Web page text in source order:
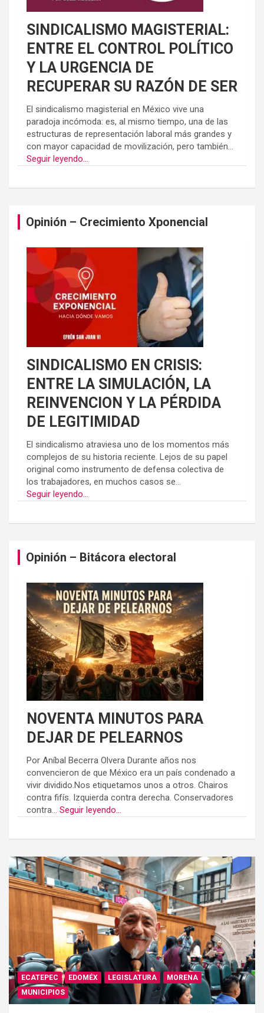
SINDICALISMO MAGISTERIAL:
ENTRE EL CONTROL POLÍTICO
Y LA URGENCIA DE
RECUPERAR SU RAZÓN DE SER
El sindicalismo magisterial en México vive una
paradoja incómoda: es, al mismo tiempo, una de las
estructuras de representación laboral más grandes y
con mayor capacidad de movilización, pero también...
Seguir leyendo...
Opinión – Crecimiento Xponencial
SINDICALISMO EN CRISIS:
ENTRE LA SIMULACIÓN, LA
REINVENCION Y LA PÉRDIDA
DE LEGITIMIDAD
El sindicalismo atraviesa uno de los momentos más
complejos de su historia reciente. Lejos de su papel
original como instrumento de defensa colectiva de
los trabajadores, en muchos casos se...
Seguir leyendo...
Opinión – Bitácora electoral
NOVENTA MINUTOS PARA
DEJAR DE PELEARNOS
Por Aníbal Becerra Olvera Durante años nos
convencieron de que México era un país condenado a
vivir dividido.Nos etiquetamos unos a otros. Chairos
contra fifís. Izquierda contra derecha. Conservadores
contra... Seguir leyendo...
ECATEPEC EDOMÉX LEGISLATURA
MORENA
MUNICIPIOS